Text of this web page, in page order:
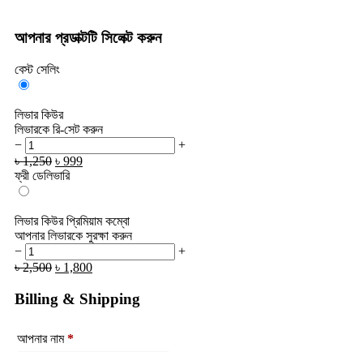
আপনার প্রডাক্টটি সিলেক্ট করুন
বেস্ট সেলিং
লিভার কিউর
লিভারকে রি-সেট করুন
−
+
৳1,250 ৳ 999
ফ্রী ডেলিভারি
লিভার কিউর প্রিমিয়াম কম্বো
আপনার লিভারকে সুরক্ষা করুন
−
+
৳2,500 ৳ 1,800
Billing & Shipping
আপনার নাম*